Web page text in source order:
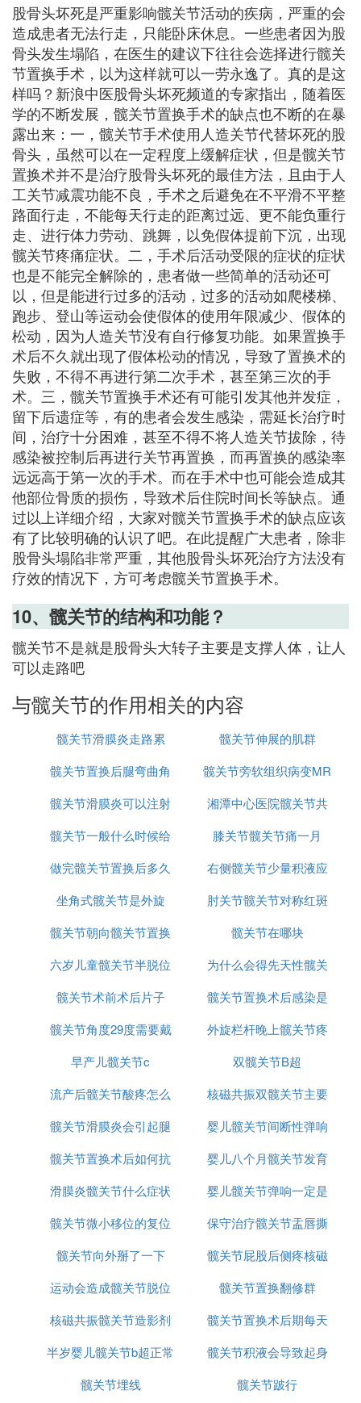
股骨头坏死是严重影响髋关节活动的疾病，严重的会
造成患者无法行走，只能卧床休息。一些患者因为股
骨头发生塌陷，在医生的建议下往往会选择进行髋关
节置换手术，以为这样就可以一劳永逸了。真的是这
样吗？新浪中医股骨头坏死频道的专家指出，随着医
学的不断发展，髋关节置换手术的缺点也不断的在暴
露出来：一，髋关节手术使用人造关节代替坏死的股
骨头，虽然可以在一定程度上缓解症状，但是髋关节
置换术并不是治疗股骨头坏死的最佳方法，且由于人
工关节减震功能不良，手术之后避免在不平滑不平整
路面行走，不能每天行走的距离过远、更不能负重行
走、进行体力劳动、跳舞，以免假体提前下沉，出现
髋关节疼痛症状。二，手术后活动受限的症状的症状
也是不能完全解除的，患者做一些简单的活动还可
以，但是能进行过多的活动，过多的活动如爬楼梯、
跑步、登山等运动会使假体的使用年限减少、假体的
松动，因为人造关节没有自行修复功能。如果置换手
术后不久就出现了假体松动的情况，导致了置换术的
失败，不得不再进行第二次手术，甚至第三次的手
术。三，髋关节置换手术还有可能引发其他并发症，
留下后遗症等，有的患者会发生感染，需延长治疗时
间，治疗十分困难，甚至不得不将人造关节拔除，待
感染被控制后再进行关节再置换，而再置换的感染率
远远高于第一次的手术。而在手术中也可能会造成其
他部位骨质的损伤，导致术后住院时间长等缺点。通
过以上详细介绍，大家对髋关节置换手术的缺点应该
有了比较明确的认识了吧。在此提醒广大患者，除非
股骨头塌陷非常严重，其他股骨头坏死治疗方法没有
疗效的情况下，方可考虑髋关节置换手术。
10、髋关节的结构和功能？
髋关节不是就是股骨头大转子主要是支撑人体，让人
可以走路吧
与髋关节的作用相关的内容
髋关节滑膜炎走路累
髋关节伸展的肌群
髋关节置换后腿弯曲角
度是多少
髋关节旁软组织病变MR
髋关节滑膜炎可以注射
治疗吗
湘潭中心医院髋关节共
需要多少费用
髋关节一般什么时候给
孩子查
膝关节髋关节痛一月
做完髋关节置换后多久
能学车
右侧髋关节少量积液应
当手术吗
坐角式髋关节是外旋
肘关节髋关节对称红斑
髋关节朝向髋关节置换
髋关节在哪块
六岁儿童髋关节半脱位
为什么会得先天性髋关
节脱位
髋关节术前术后片子
髋关节置换术后感染是
医疗事故
髋关节角度29度需要戴
支架吗
外旋栏杆晚上髋关节疼
早产儿髋关节c
双髋关节B超
流产后髋关节酸疼怎么
办
核磁共振双髋关节主要
检查什么
髋关节滑膜炎会引起腿
麻吗
婴儿髋关节间断性弹响
髋关节置换术后如何抗
凝
婴儿八个月髋关节发育
小能长好吗
滑膜炎髋关节什么症状
婴儿髋关节弹响一定是
发育不良吗
髋关节微小移位的复位
保守治疗髋关节盂唇撕
裂能痊愈吗
髋关节向外掰了一下
髋关节屁股后侧疼核磁
共振正常
运动会造成髋关节脱位
吗
髋关节置换翻修群
核磁共振髋关节造影剂
副作用
髋关节置换术后期每天
走多长
半岁婴儿髋关节b超正常
值
髋关节积液会导致起身
困难吗
髋关节埋线 髋关节跛行